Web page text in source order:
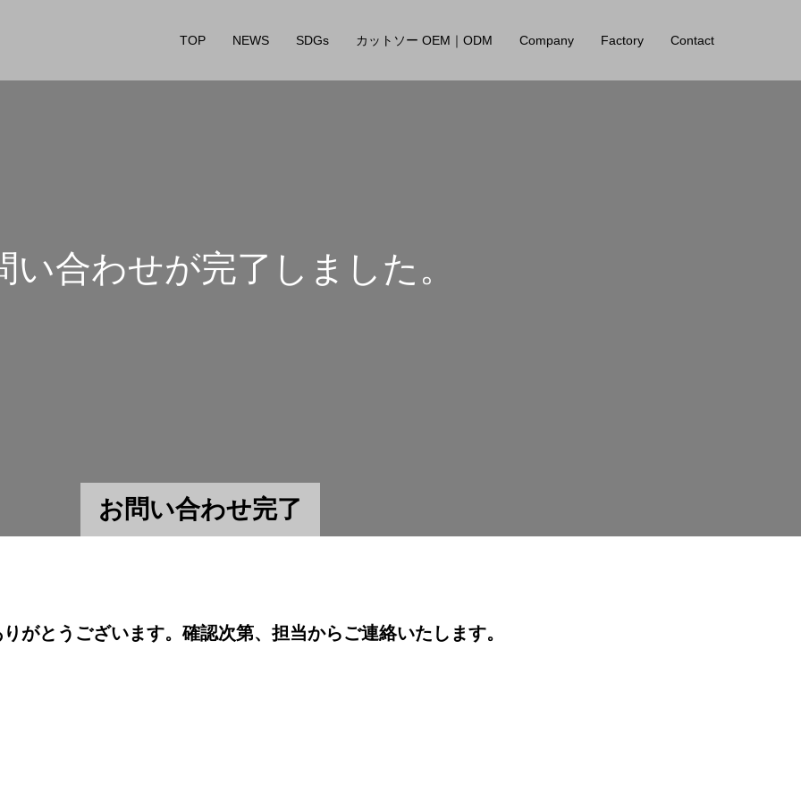
TOP NEWS SDGs カットソー OEM｜ODM Company Factory Contact
お問い合わせ完了
い合わせが完了 し ま し た 。
がとうございます。確認次第、担当からご連絡いたします。